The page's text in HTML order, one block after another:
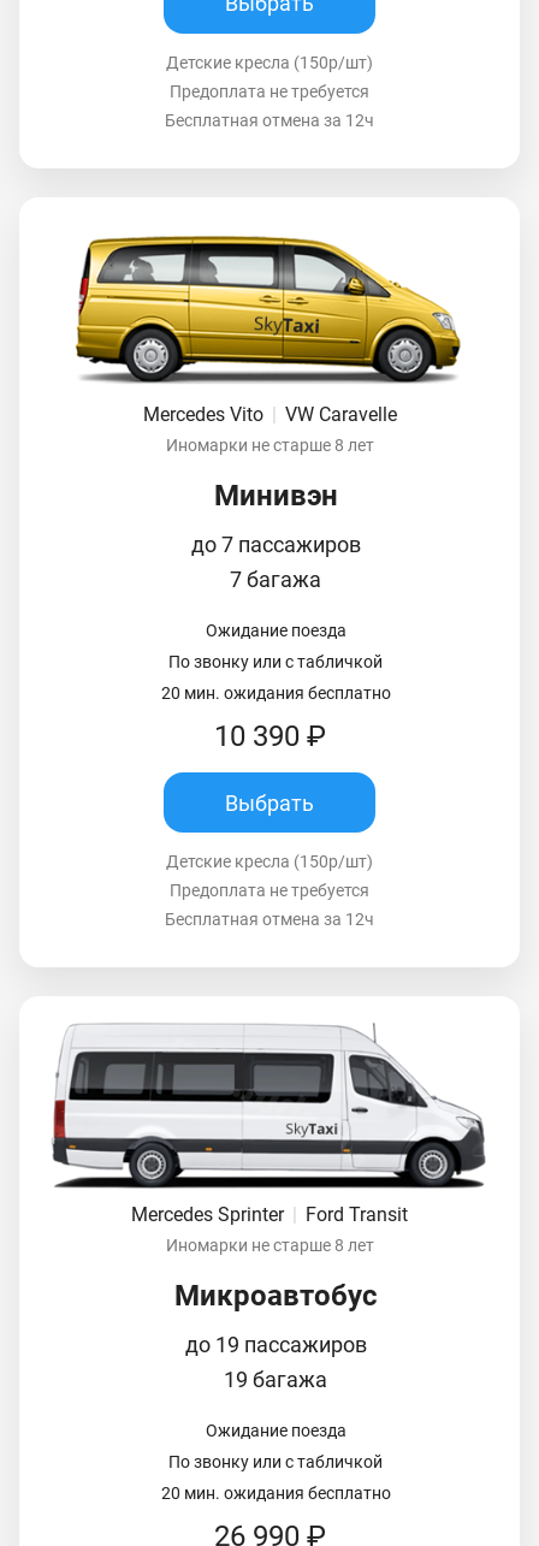
Детские кресла (150р/шт)
Предоплата не требуется
Бесплатная отмена за 12ч
Mercedes Vito VW Caravelle
Иномарки не старше 8 лет
Минивэн
до 7 пассажиров
7 багажа
Ожидание поезда
По звонку или с табличкой
20 мин. ожидания бесплатно
10 390 ₽
Выбрать
Детские кресла (150р/шт)
Предоплата не требуется
Бесплатная отмена за 12ч
Mercedes Sprinter | Ford Transit
Иномарки не старше 8 лет
Микроавтобус
до 19 пассажиров
19 багажа
Ожидание поезда
По звонку или с табличкой
20 мин. ожидания бесплатно
26 990 ₽